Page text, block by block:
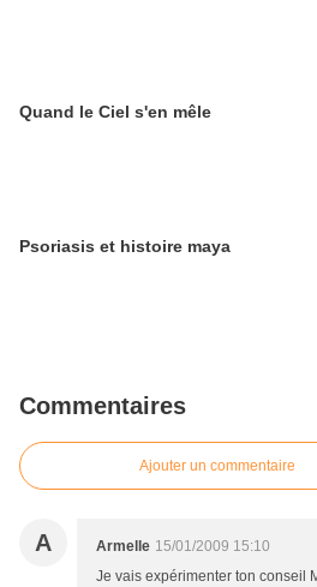
Quand le Ciel s'en mêle
Psoriasis et histoire maya
Commentaires
Ajouter un commentaire
A Armelle 15/01/2009 15:10
Je vais expérimenter ton conseil